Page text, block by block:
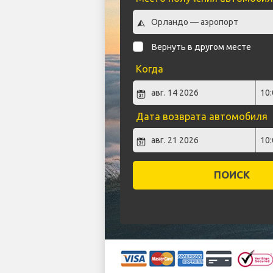
Вернуть в другом месте
Когда
Дата возврата автомобиля
ПОИСК